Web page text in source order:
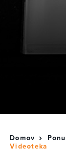
Domov
Videoteka